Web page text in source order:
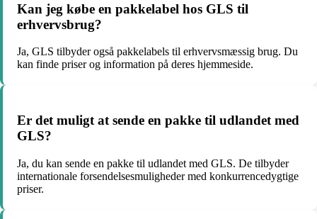
Kan jeg købe en pakkelabel hos GLS til
erhvervsbrug?
Ja, GLS tilbyder også pakkelabels til erhvervsmæssig brug. Du
kan finde priser og information på deres hjemmeside.
Er det muligt at sende en pakke til udlandet med
GLS?
Ja, du kan sende en pakke til udlandet med GLS. De tilbyder
internationale forsendelsesmuligheder med konkurrencedygtige
priser.